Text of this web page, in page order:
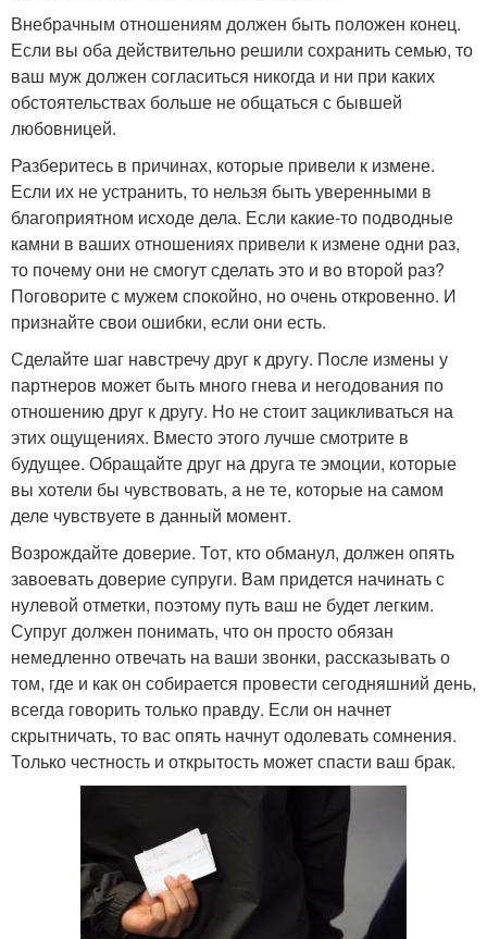
Внебрачным отношениям должен быть положен конец.
Если вы оба действительно решили сохранить семью, то
ваш муж должен согласиться никогда и ни при каких
обстоятельствах больше не общаться с бывшей
любовницей.
Разберитесь в причинах, которые привели к измене.
Если их не устранить, то нельзя быть уверенными в
благоприятном исходе дела. Если какие-то подводные
камни в ваших отношениях привели к измене одни раз,
то почему они не смогут сделать это и во второй раз?
Поговорите с мужем спокойно, но очень откровенно. И
признайте свои ошибки, если они есть.
Сделайте шаг навстречу друг к другу. После измены у
партнеров может быть много гнева и негодования по
отношению друг к другу. Но не стоит зацикливаться на
этих ощущениях. Вместо этого лучше смотрите в
будущее. Обращайте друг на друга те эмоции, которые
вы хотели бы чувствовать, а не те, которые на самом
деле чувствуете в данный момент.
Возрождайте доверие. Тот, кто обманул, должен опять
завоевать доверие супруги. Вам придется начинать с
нулевой отметки, поэтому путь ваш не будет легким.
Супруг должен понимать, что он просто обязан
немедленно отвечать на ваши звонки, рассказывать о
том, где и как он собирается провести сегодняшний день,
всегда говорить только правду. Если он начнет
скрытничать, то вас опять начнут одолевать сомнения.
Только честность и открытость может спасти ваш брак.